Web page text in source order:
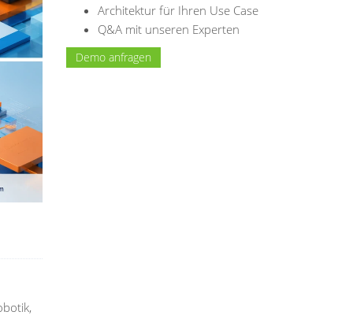
Architektur für Ihren Use Case
Q&A mit unseren Experten
Demo anfragen